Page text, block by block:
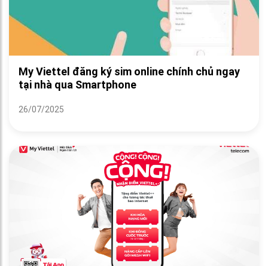
My Viettel đăng ký sim online chính chủ ngay
tại nhà qua Smartphone
26/07/2025